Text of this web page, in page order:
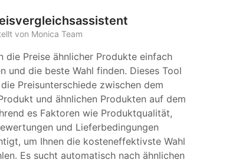
von Monica Team
die Preise ähnlicher Produkte einfach
und die beste Wahl finden. Dieses Tool
Preisunterschiede zwischen dem
und ähnlichen Produkten auf dem
es Faktoren wie Produktqualität,
und Lieferbedingungen
um Ihnen die kosteneffektivste Wahl
Es sucht automatisch nach ähnlichen